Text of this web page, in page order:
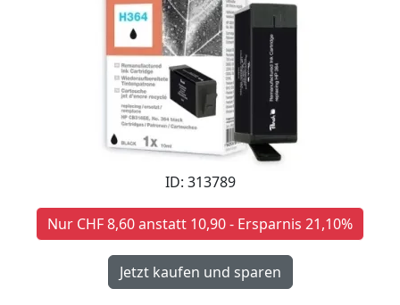
ID: 313789
Nur CHF 8,60 anstatt 10,90 - Ersparnis 21,10%